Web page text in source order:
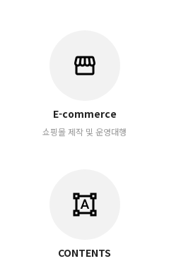
storefront
E-commerce
쇼핑몰 제작 및 운영대행
format_shapes
CONTENTS